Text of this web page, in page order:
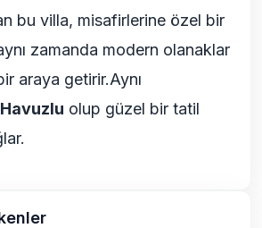
bu villa, misafirlerine özel bir
zamanda modern olanaklar
araya getirir.Aynı
olup güzel bir tatil